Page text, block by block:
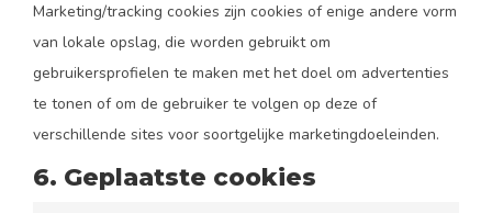
Marketing/tracking cookies zijn cookies of enige andere vorm
van lokale opslag, die worden gebruikt om
gebruikersprofielen te maken met het doel om advertenties
te tonen of om de gebruiker te volgen op deze of
verschillende sites voor soortgelijke marketingdoeleinden.
6. Geplaatste cookies